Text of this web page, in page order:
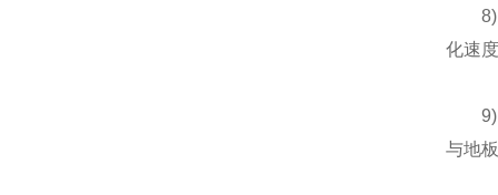
8)大
化速
9)耐
与地